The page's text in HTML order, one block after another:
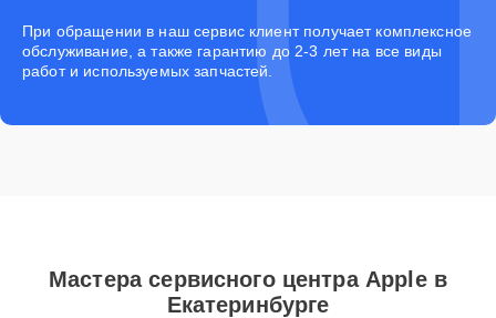
При обращении в наш сервис клиент получает комплексное
обслуживание, а также гарантию до 2-3 лет на все виды
работ и используемых запчастей.
Мастера сервисного центра Apple в
Екатеринбурге